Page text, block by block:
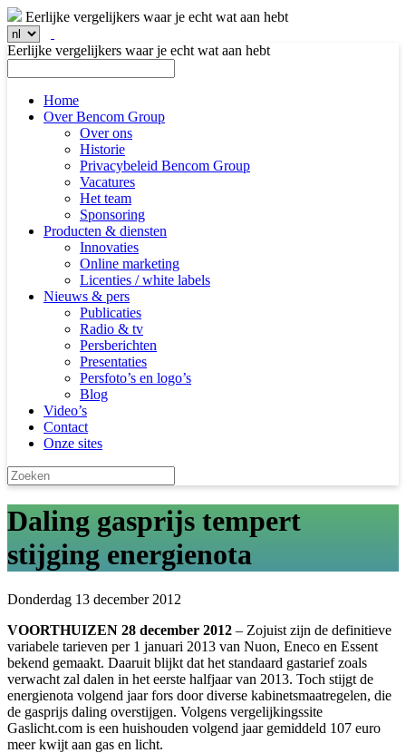
Eerlijke vergelijkers waar je echt wat aan hebt
Eerlijke vergelijkers waar je echt wat aan hebt
Home
Over Bencom Group
Over ons
Historie
Privacybeleid Bencom Group
Vacatures
Het team
Sponsoring
Producten & diensten
Innovaties
Online marketing
Licenties / white labels
Nieuws & pers
Publicaties
Radio & tv
Persberichten
Presentaties
Persfoto’s en logo’s
Blog
Video’s
Contact
Onze sites
Daling gasprijs tempert
stijging energienota
Donderdag 13 december 2012
VOORTHUIZEN 28 december 2012 – Zojuist zijn de definitieve
variabele tarieven per 1 januari 2013 van Nuon, Eneco en Essent
bekend gemaakt. Daaruit blijkt dat het standaard gastarief zoals
verwacht zal dalen in het eerste halfjaar van 2013. Toch stijgt de
energienota volgend jaar fors door diverse kabinetsmaatregelen, die
de gasprijs daling overstijgen. Volgens vergelijkingssite
Gaslicht.com is een huishouden volgend jaar gemiddeld 107 euro
meer kwijt aan gas en licht.